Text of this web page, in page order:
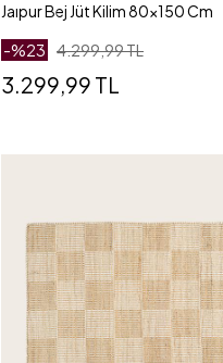
Jaıpur Bej Jüt Kilim 80x150 Cm
-%23 4.299,99 TL
3.299,99 TL